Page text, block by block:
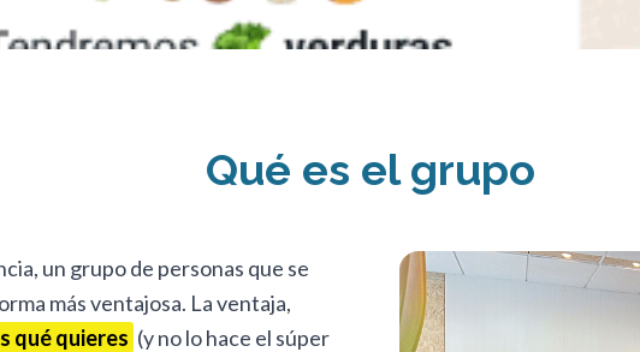
Qué es el grupo
un grupo de personas que se
más ventajosa. La ventaja,
qué quieres (y no lo hace el súper